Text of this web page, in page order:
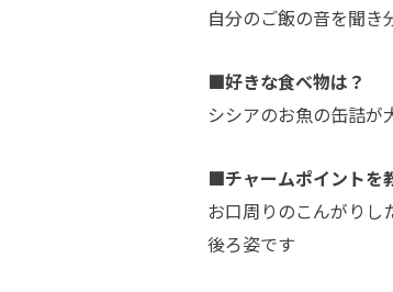
自分のご飯の音を聞き
■好きな食べ物は？
シシアのお魚の缶詰が
■チャームポイントを
お口周りのこんがりし
後ろ姿です